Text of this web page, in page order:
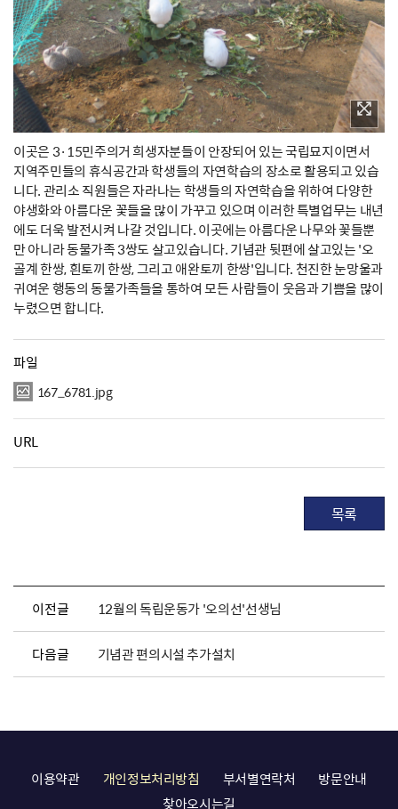
이곳은 3·15민주의거 희생자분들이 안장되어 있는 국립묘지이면서
지역주민들의 휴식공간과 학생들의 자연학습의 장소로 활용되고 있습
니다. 관리소 직원들은 자라나는 학생들의 자연학습을 위하여 다양한
야생화와 아름다운 꽃들을 많이 가꾸고 있으며 이러한 특별업무는 내년
에도 더욱 발전시켜 나갈 것입니다. 이곳에는 아름다운 나무와 꽃들뿐
만 아니라 동물가족 3쌍도 살고있습니다. 기념관 뒷편에 살고있는 '오
골계 한쌍, 흰토끼 한쌍, 그리고 애완토끼 한쌍'입니다. 천진한 눈망울과
귀여운 행동의 동물가족들을 통하여 모든 사람들이 웃음과 기쁨을 많이
누렸으면 합니다.
파일
167_6781.jpg
URL
목록
이전글 12월의 독립운동가 '오의선'선생님
다음글 기념관 편의시설 추가설치
이용약관 개인정보처리방침 부서별연락처
방문안내
찾아오시는길